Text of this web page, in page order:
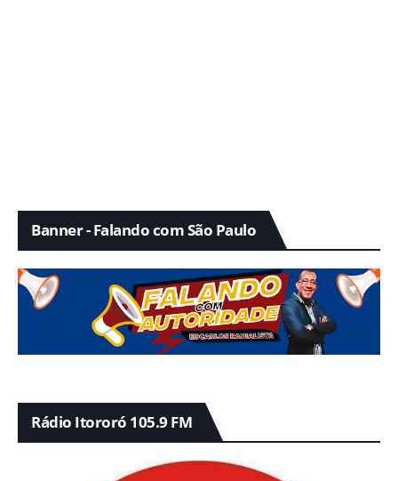
Banner - Falando com São Paulo
Rádio Itororó 105.9 FM